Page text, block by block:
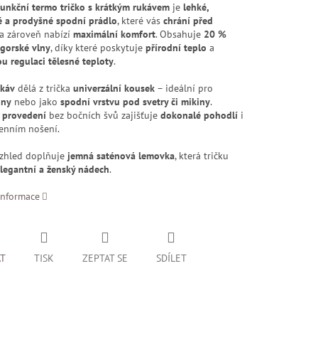
termo tričko s krátkým rukávemje lehké,
a prodyšné spodní prádlo, které vás chrání před
zároveň nabízí maximální komfort. Obsahuje 20 %
vlny, díky které poskytuje přírodní teplo a
regulaci tělesné teploty.
dělá z trička univerzální kousek– ideální pro
nebo jako spodní vrstvu pod svetry či mikiny.
provedeníbez bočních švů zajišťuje dokonalé pohodlíi
nošení.
doplňuje jemná saténová lemovka, která tričku
a ženský nádech.
TISK ZEPTAT SE SDÍLET